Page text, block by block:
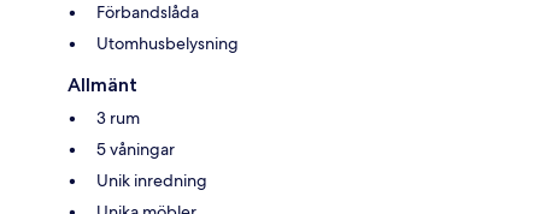
Förbandslåda
Utomhusbelysning
Allmänt
3 rum
5 våningar
Unik inredning